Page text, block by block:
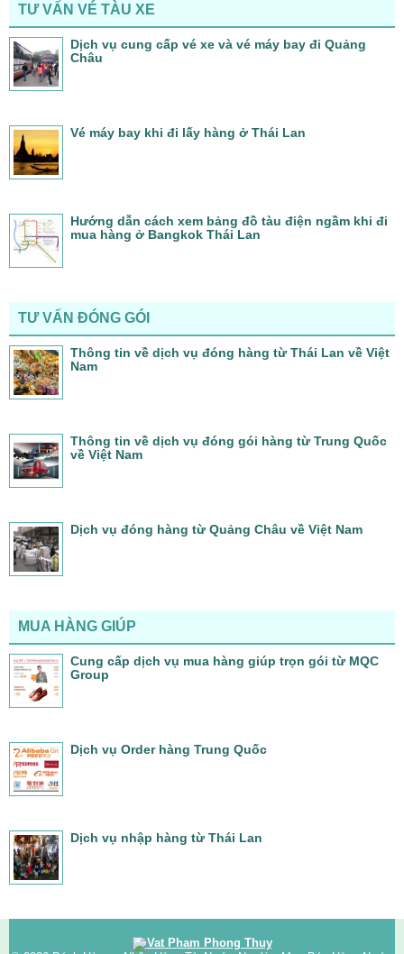
TƯ VẤN VÉ TÀU XE
Dịch vụ cung cấp vé xe và vé máy bay đi Quảng
Châu
Vé máy bay khi đi lấy hàng ở Thái Lan
Hướng dẫn cách xem bảng đồ tàu điện ngầm khi đi
mua hàng ở Bangkok Thái Lan
TƯ VẤN ĐÓNG GÓI
Thông tin về dịch vụ đóng hàng từ Thái Lan về Việt
Nam
Thông tin về dịch vụ đóng gói hàng từ Trung Quốc
về Việt Nam
Dịch vụ đóng hàng từ Quảng Châu về Việt Nam
MUA HÀNG GIÚP
Cung cấp dịch vụ mua hàng giúp trọn gói từ MQC
Group
Dịch vụ Order hàng Trung Quốc
Dịch vụ nhập hàng từ Thái Lan